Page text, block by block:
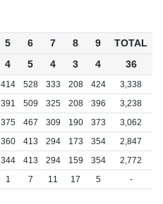
5 6 7 8 9
TOTAL
4 5 4 3 4 36
414 528 333 208 424
3,338
391 509 325 208 396
3,238
375 467 309 190 373
3,062
360 413 294 173 354
2,847
344 413 294 159 354
2,772
1 7 11 17 5 -